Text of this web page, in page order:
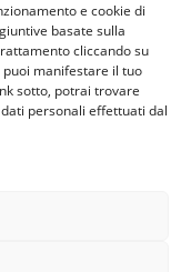
e cookie di
basate sulla
cliccando su
puoi manifestare il tuo
sotto, potrai trovare
personali effettuati dal
nel mondo